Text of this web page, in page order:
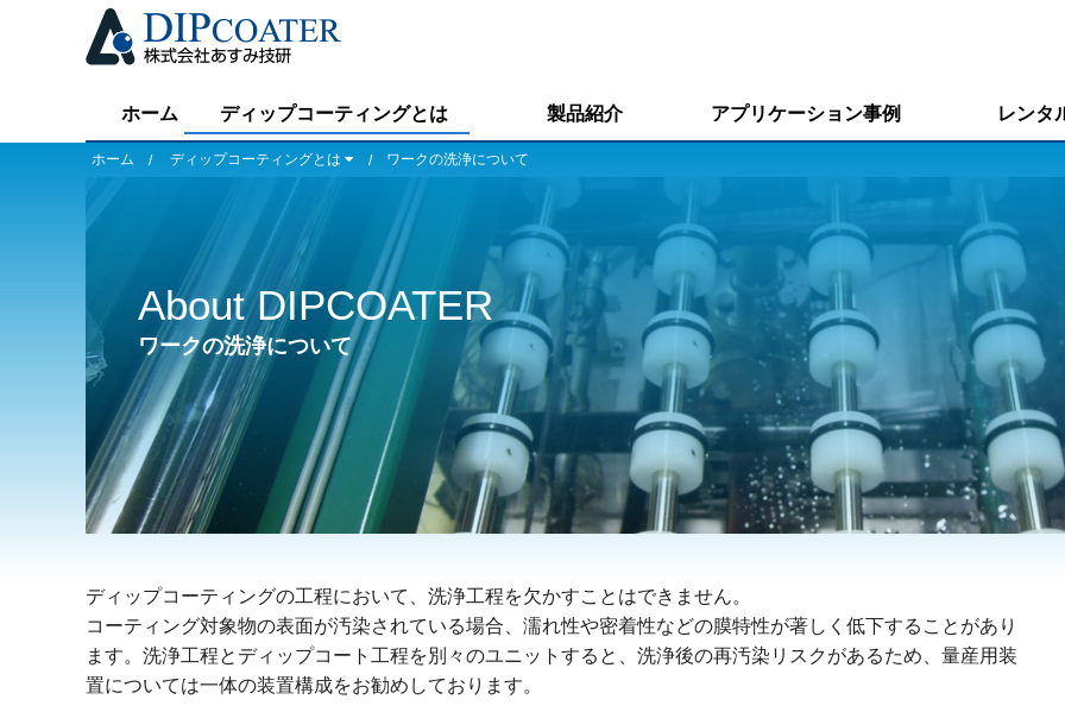
ホーム ディップコーティングとは 製品紹介 アプリケーション事例 レンタ
ホーム ディップコーティングとは ワークの洗浄について
About DIPCOATER
ワークの洗浄について
ディップコーティングの工程において、洗浄工程を欠かすことはできません。
コーティング対象物の表面が汚染されている場合、濡れ性や密着性などの膜特性が著しく低下することがあり
ます。洗浄工程とディップコート工程を別々のユニットすると、洗浄後の再汚染リスクがあるため、量産用装
置については一体の装置構成をお勧めしております。